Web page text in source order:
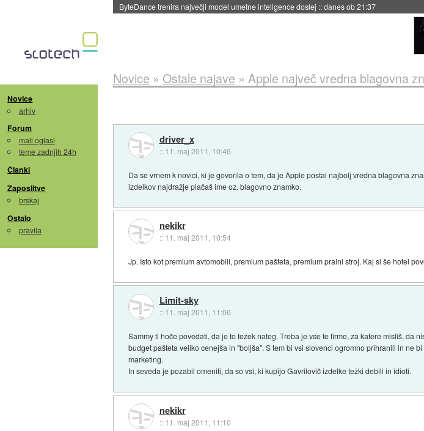
ByteDance trenira največji model umetne inteligence doslej ::danes ob 21:37
Novice
arhiv
Forum
mali oglasi
teme zadnjih 24h
Članki
Zaposlitve
brskaj
Ostalo
pravila
Novice » Ostale najave » Apple največ vredna blagovna
driver_x
:: 11. maj 2011, 10:46
Da se vrnem k novici, ki je govorila o tem, da je Apple postal najbolj vredna blagovna
izdelkov najdražje plačaš ime oz. blagovno znamko.
nekikr
:: 11. maj 2011, 10:54
Jp. Isto kot premium avtomobili, premium pašteta, premium pralni stroj. Kaj si še hotel
Limit-sky
:: 11. maj 2011, 11:06
Sammy ti hoče povedati, da je to težek nateg. Treba je vse te firme, za katere misliš,
budget pašteta veliko cenejša in "boljša". S tem bi vsi slovenci ogromno prihranili in ne
marketing.
In seveda je pozabil omeniti, da so vsi, ki kupijo Gavrilovič izdelke težki debili in idioti.
nekikr
:: 11. maj 2011, 11:10